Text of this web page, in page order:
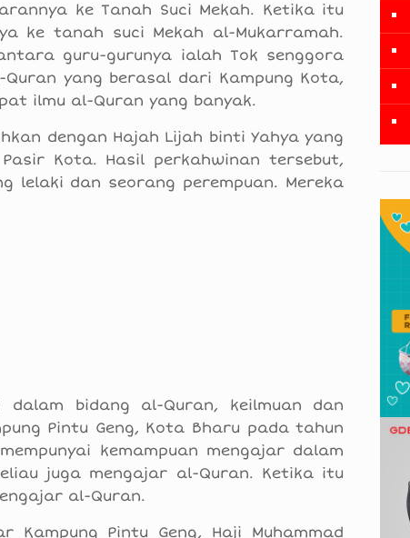
ke Tanah Suci Mekah. Ketika itu
ke tanah suci Mekah al-Mukarramah.
guru-gurunya ialah Tok senggora
yang berasal dari Kampung Kota,
ilmu al-Quran yang banyak.
dengan Hajah Lijah binti Yahya yang
Kota. Hasil perkahwinan tersebut,
lelaki dan seorang perempuan. Mereka
dalam bidang al-Quran, keilmuan dan
Pintu Geng, Kota Bharu pada tahun
kemampuan mengajar dalam
juga mengajar al-Quran. Ketika itu
al-Quran.
Kampung Pintu Geng, Haji Muhammad